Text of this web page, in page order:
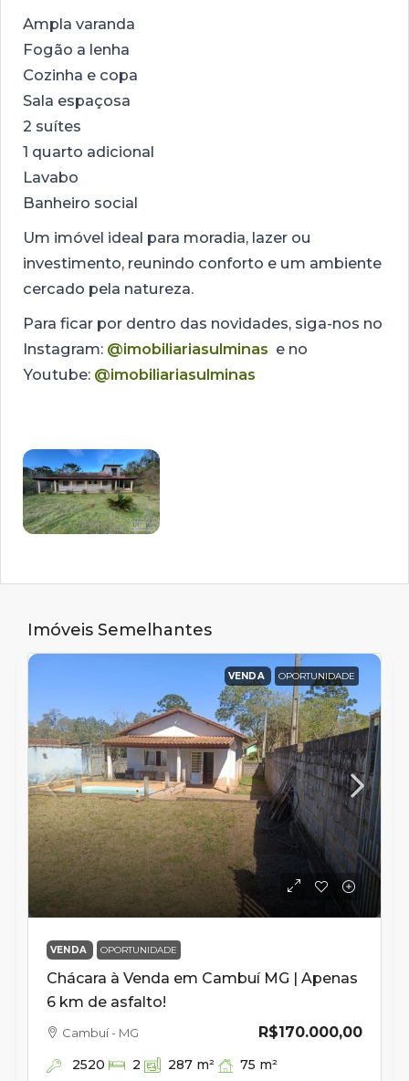
Ampla varanda
Fogão a lenha
Cozinha e copa
Sala espaçosa
2 suítes
1 quarto adicional
Lavabo
Banheiro social
Um imóvel ideal para moradia, lazer ou
investimento, reunindo conforto e um ambiente
cercado pela natureza.
Para ficar por dentro das novidades, siga-nos no
Instagram: @imobiliariasulminas e no
Youtube: @imobiliariasulminas
Imóveis Semelhantes
VENDA OPORTUNIDADE
VENDA OPORTUNIDADE
Chácara à Venda em Cambuí MG | Apenas
6 km de asfalto!
R$170.000,00
Cambuí - MG
2520 2 287 m² 75 m²